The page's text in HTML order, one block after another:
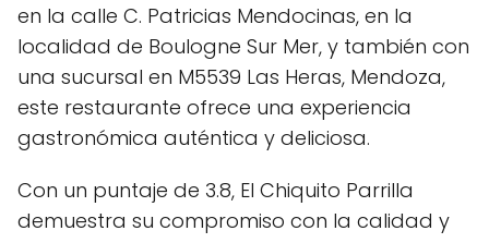
en la calle C. Patricias Mendocinas, en la
localidad de Boulogne Sur Mer, y también con
una sucursal en M5539 Las Heras, Mendoza,
este restaurante ofrece una experiencia
gastronómica auténtica y deliciosa.
Con un puntaje de 3.8, El Chiquito Parrilla
demuestra su compromiso con la calidad y